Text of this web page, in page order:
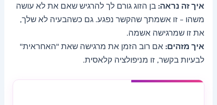
איך זה נראה: בן הזוג גורם לך להרגיש שאם את לא עושה
משהו – זו אשמתך שהקשר נפגע. גם כשהבעיה לא שלך,
את זו שמרגישה אשמה.
איך מזהים: אם רוב הזמן את מרגישה שאת "האחראית"
לבעיות בקשר, זו מניפולציה קלאסית.